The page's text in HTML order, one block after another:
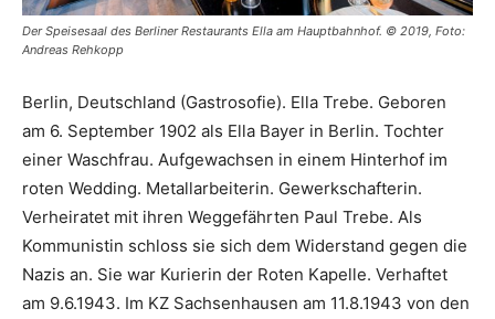
Der Speisesaal des Berliner Restaurants Ella am Hauptbahnhof. © 2019, Foto:
Andreas Rehkopp
Berlin, Deutschland (Gastrosofie). Ella Trebe. Geboren
am 6. September 1902 als Ella Bayer in Berlin. Tochter
einer Waschfrau. Aufgewachsen in einem Hinterhof im
roten Wedding. Metallarbeiterin. Gewerkschafterin.
Verheiratet mit ihren Weggefährten Paul Trebe. Als
Kommunistin schloss sie sich dem Widerstand gegen die
Nazis an. Sie war Kurierin der Roten Kapelle. Verhaftet
am 9.6.1943. Im KZ Sachsenhausen am 11.8.1943 von den